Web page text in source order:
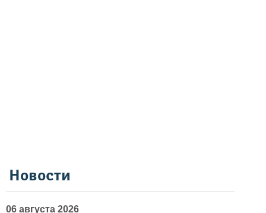
Новости
06 августа 2026